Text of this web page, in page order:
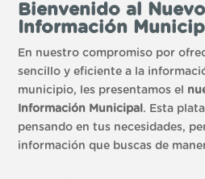
Bienvenido al
Información
En nuestro compromiso por
sencillo y eficiente a la
municipio, les presentamos el
Información Municipal. Esta
pensando en tus necesidades,
información que buscas de